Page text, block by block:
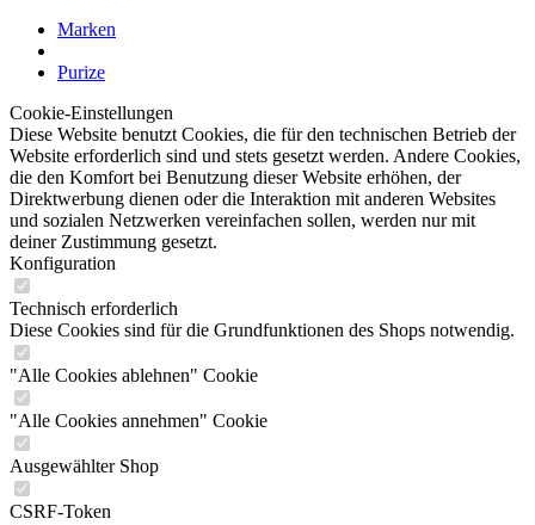
Marken
Purize
Cookie-Einstellungen
Diese Website benutzt Cookies, die für den technischen Betrieb der
Website erforderlich sind und stets gesetzt werden. Andere Cookies,
die den Komfort bei Benutzung dieser Website erhöhen, der
Direktwerbung dienen oder die Interaktion mit anderen Websites
und sozialen Netzwerken vereinfachen sollen, werden nur mit
deiner Zustimmung gesetzt.
Konfiguration
Technisch erforderlich
Diese Cookies sind für die Grundfunktionen des Shops notwendig.
"Alle Cookies ablehnen" Cookie
"Alle Cookies annehmen" Cookie
Ausgewählter Shop
CSRF-Token